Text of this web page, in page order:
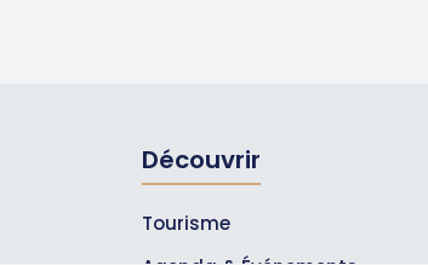
Découvrir
Tourisme